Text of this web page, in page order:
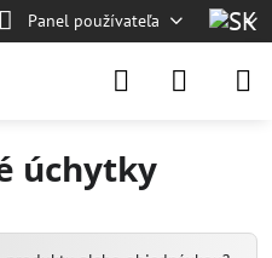
Panel používateľa
úchytky